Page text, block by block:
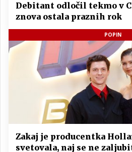
Debitant odločil tekmo v
znova ostala praznih rok
POPIN
Zakaj je producentka
svetovala, naj se ne